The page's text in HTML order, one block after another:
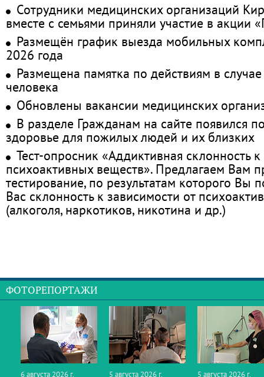
Сотрудники медицинских организаций
вместе с семьями приняли участие в акции
Размещён график выезда мобильных
2026 года
Размещена памятка по действиям в
человека
Обновлены вакансии медицинских
В разделе Гражданам на сайте появился
здоровье для пожилых людей и их близких
Тест-опросник «Аддиктивная склонность
психоактивных веществ». Предлагаем Вам
тестирование, по результатам которого Вы
Вас склонность к зависимости от
(алкоголя, наркотиков, никотина и др.)
ФОТОРЕПОРТАЖИ
6 августа 2026 г. 5 августа 2026 г. 5 августа 2026 г.